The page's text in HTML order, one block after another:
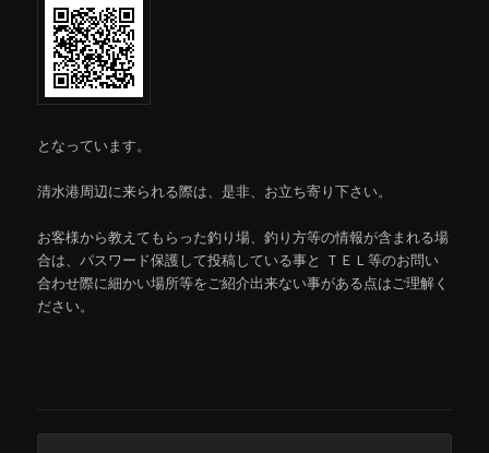
となっています。
清水港周辺に来られる際は、是非、お立ち寄り下さい。
お客様から教えてもらった釣り場、釣り方等の情報が含まれる場
合は、パスワード保護して投稿している事と ＴＥＬ等のお問い
合わせ際に細かい場所等をご紹介出来ない事がある点はご理解く
ださい。